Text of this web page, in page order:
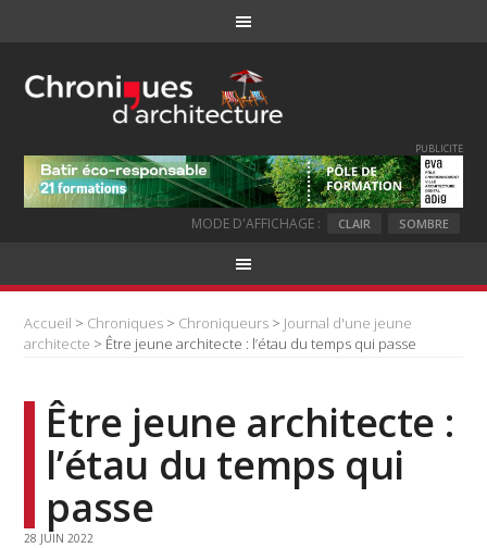
PUBLICITE
MODE D'AFFICHAGE : CLAIR SOMBRE
Accueil > Chroniques > Chroniqueurs > Journal d'une jeune
architecte > Être jeune architecte : l’étau du temps qui passe
Être jeune architecte :
l’étau du temps qui
passe
28 JUIN 2022